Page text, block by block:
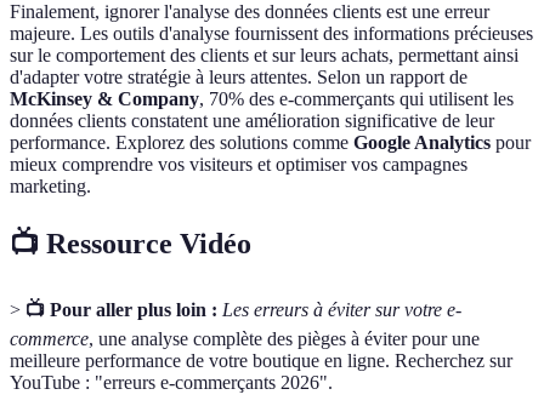
Finalement, ignorer l'analyse des données clients est une erreur
majeure. Les outils d'analyse fournissent des informations précieuses
sur le comportement des clients et sur leurs achats, permettant ainsi
d'adapter votre stratégie à leurs attentes. Selon un rapport de
McKinsey & Company, 70% des e-commerçants qui utilisent les
données clients constatent une amélioration significative de leur
performance. Explorez des solutions comme Google Analytics pour
mieux comprendre vos visiteurs et optimiser vos campagnes
marketing.
📺 Ressource Vidéo
> 📺 Pour aller plus loin : Les erreurs à éviter sur votre e-
commerce, une analyse complète des pièges à éviter pour une
meilleure performance de votre boutique en ligne. Recherchez sur
YouTube : "erreurs e-commerçants 2026".